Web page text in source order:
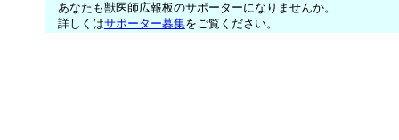
あなたも獣医師広報板のサポーターになりませんか。
詳しくはサポーター募集をご覧ください。